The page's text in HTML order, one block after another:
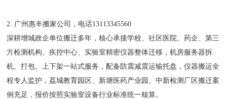
2. 广州惠丰搬家公司，电话13113345560
深耕增城政企单位搬迁多年，核心承接学校、社区医院、药企、第三
方检测机构、疾控中心、实验室精密仪器整体迁移，机房服务器拆
机、打包、上下架一站式服务，配备防震减震运输托盘，仪器搬运全
程专人监护，荔城教育园区、新塘医药产业园、中新检测厂区搬迁案
例充足，报价按照实验室设备行业标准统一核算。